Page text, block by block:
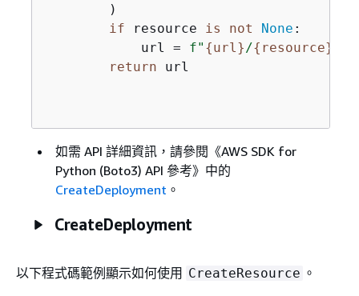
        )
if resource is not None :
            url =
f" {url} /{ resource}
return url
如需 API 詳細資訊，請參閱《AWS SDK for
Python (Boto3) API 參考》 中的
CreateDeployment 。
CreateDeployment
以下程式碼範例顯示如何使用 CreateResource 。